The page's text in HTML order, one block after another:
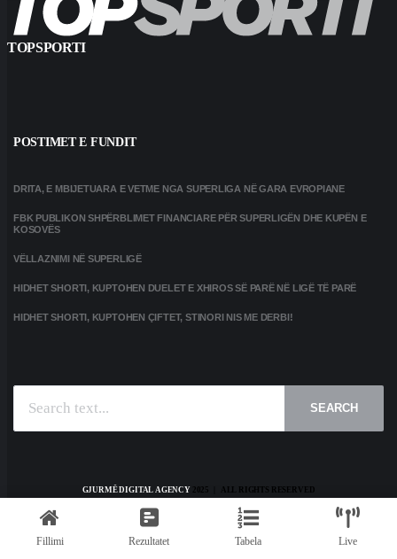
TOPSPORTI
POSTIMET E FUNDIT
DRITA, E MBIJETUARA E VETME NGA SUPERLIGA NË GARA EVROPIANE
FBK PUBLIKON SHPËRBLIMET FINANCIARE PËR SUPERLIGËN DHE KUPËN E
KOSOVËS
VËLLAZNIMI NË SUPERLIGË
HIDHET SHORTI, KUPTOHEN DUELET E XHIROS SË PARË NË LIGË TË PARË
HIDHET SHORTI, KUPTOHEN ÇIFTET, STINORI NIS ME DERBI!
SEARCH
GJURMË DIGITAL AGENCY2025 | ALL RIGHTS RESERVED
TERMS AND CONDITIONS
Fillimi Rezultatet Tabela Live